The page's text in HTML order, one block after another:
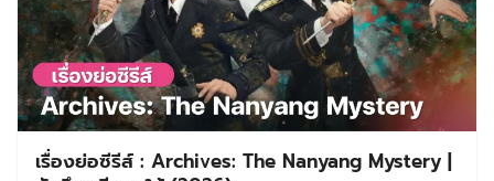
เรื่องย่อซีรีส์ : Archives: The Nanyang Mystery |